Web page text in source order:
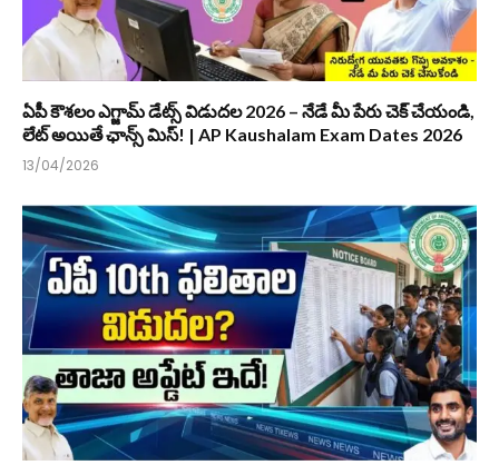
ఏపీ కౌశలం ఎగ్జామ్ డేట్స్ విడుదల 2026 – నేడే మీ పేరు చెక్ చేయండి,
లేట్ అయితే ఛాన్స్ మిస్! | AP Kaushalam Exam Dates 2026
13/04/2026